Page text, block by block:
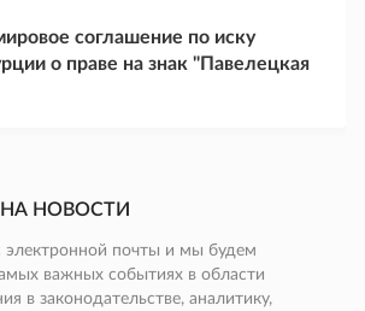
соглашение по иску
о праве на знак "Павелецкая
НОВОСТИ
электронной почты и мы будем
важных событиях в области
в законодательстве, аналитику,